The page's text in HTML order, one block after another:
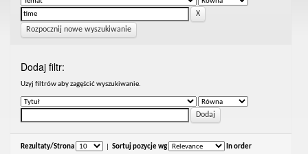
Rozpocznij nowe wyszukiwanie
Dodaj filtr:
Uzyj filtrów aby zagęścić wyszukiwanie.
Rezultaty/Strona Sortuj pozycje wg In order